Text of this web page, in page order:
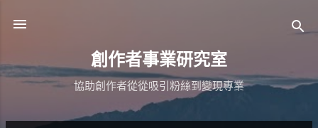
創作者事業研究室
協助創作者從從吸引粉絲到變現專業